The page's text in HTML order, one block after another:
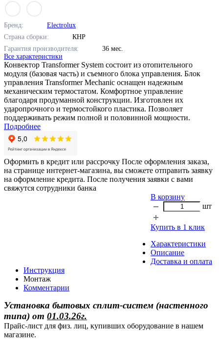
Бренд:
Electrolux
Страна сборки:
КНР
Гарантия производителя:
36 мес.
Все характеристики
Конвектор Transformer System состоит из отопительного
модуля (базовая часть) и съемного блока управления. Блок
управления Transformer Mechanic оснащен надежным
механическим термостатом. Комфортное управление
благодаря продуманной конструкции. Изготовлен их
ударопрочного и термостойкого пластика. Позволяет
поддерживать режим полной и половинной мощности.
Подробнее
Оформить в кредит или рассрочку После оформления заказа,
на странице интернет-магазина, вы сможете отправить заявку
на оформление кредита. После получения заявки с вами
свяжутся сотрудники банка
В корзину
шт
Купить в 1 клик
Характеристики
Описание
Доставка и оплата
Инструкция
Монтаж
Комментарии
Установка бытовых сплит-систем (настенного
типа) от 01.03.26г.
Прайс-лист для физ. лиц, купивших оборудование в нашем
магазине.